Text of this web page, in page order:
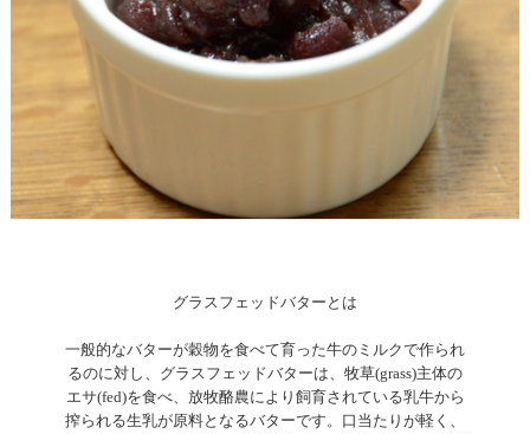
グラスフェッドバターとは
一般的なバターが穀物を食べて育った牛のミルクで作られ
るのに対し、グラスフェッドバターは、牧草(grass)主体の
エサ(fed)を食べ、放牧酪農により飼育されている乳牛から
搾られる生乳が原料となるバターです。口当たりが軽く、